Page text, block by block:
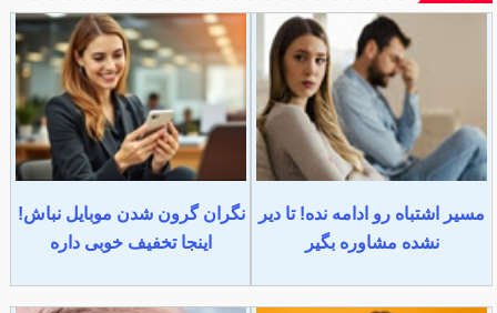
مسیر اشتباه رو ادامه نده! تا دیر
نشده مشاوره بگیر
نگران گرون شدن موبایل نباش!
اینجا تخفیف خوبی داره